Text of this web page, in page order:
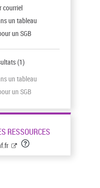
courriel
un tableau
un SGB
(1)
un tableau
un SGB
RESSOURCES